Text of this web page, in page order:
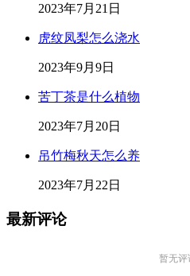
2023年7月21日
虎纹凤梨怎么浇水
2023年9月9日
苦丁茶是什么植物
2023年7月20日
吊竹梅秋天怎么养
2023年7月22日
最新评论
暂无评